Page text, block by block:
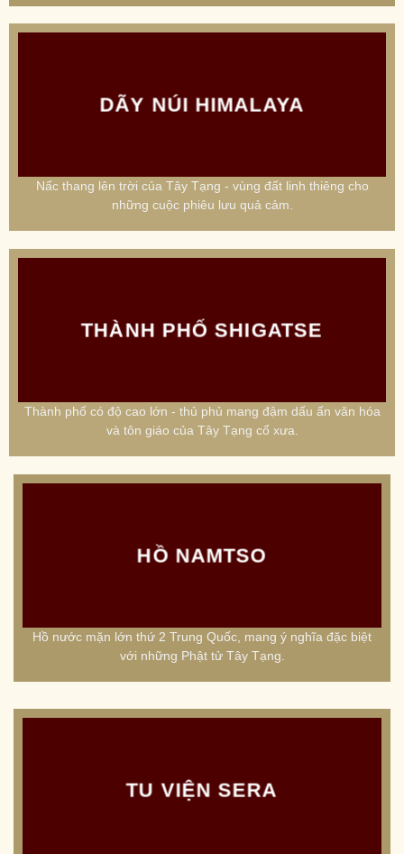
DÃY NÚI HIMALAYA
Nấc thang lên trời của Tây Tạng - vùng đất linh thiêng cho
những cuộc phiêu lưu quả cảm.
THÀNH PHỐ SHIGATSE
Thành phố có độ cao lớn - thủ phủ mang đậm dấu ấn văn hóa
và tôn giáo của Tây Tạng cổ xưa.
HỒ NAMTSO
Hồ nước mặn lớn thứ 2 Trung Quốc, mang ý nghĩa đặc biệt
với những Phật tử Tây Tạng.
TU VIỆN SERA